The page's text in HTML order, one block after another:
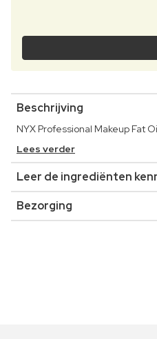
Beschrijving
NYX Professional Makeup Fat
Lees verder
Leer de ingrediënten
Bezorging